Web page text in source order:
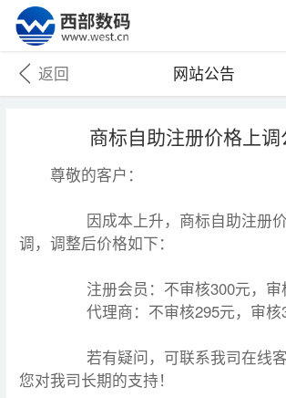
网站公告
返回
商标自助注册价格上调
尊敬的客户：
因成本上升，商标自助注册价
调，调整后价格如下：
注册会员：不审核300元，审
代理商：不审核295元，审核
若有疑问，可联系我司在线客
您对我司长期的支持！